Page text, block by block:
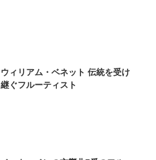
ウィリアム・ベネット 伝統を受け
継ぐフルーティスト